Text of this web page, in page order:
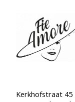
Kerkhofstraat 45